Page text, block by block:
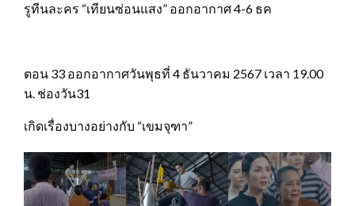
รูทีนละคร “เทียนซ่อนแสง” ออกอากาศ 4-6 ธค
ตอน 33 ออกอากาศวันพุธที่ 4 ธันวาคม 2567 เวลา 19.00
น. ช่องวัน31
เกิดเรื่องบางอย่างกับ “เขมจุฑา”